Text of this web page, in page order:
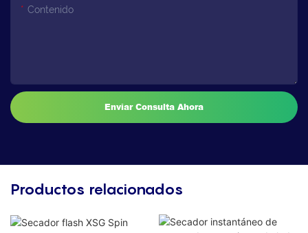
Contenido
Enviar Consulta Ahora
Productos relacionados